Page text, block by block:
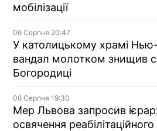
мобілізації
06 Серпня 20:47
У католицькому храмі
вандал молотком знищив
Богородиці
06 Серпня 19:30
Мер Львова запросив
освячення